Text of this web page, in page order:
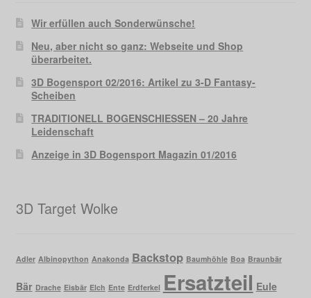
Wir erfüllen auch Sonderwünsche!
Neu, aber nicht so ganz: Webseite und Shop
überarbeitet.
3D Bogensport 02/2016: Artikel zu 3-D Fantasy-
Scheiben
TRADITIONELL BOGENSCHIESSEN – 20 Jahre
Leidenschaft
Anzeige in 3D Bogensport Magazin 01/2016
3D Target Wolke
Adler Albinopython Anakonda Backstop Baumhöhle Boa Braunbär
Bär Drache Eisbär Elch Ente Erdferkel Ersatzteil Eule